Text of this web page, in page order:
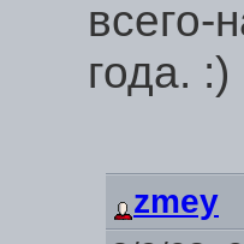
всего-
года. :)
zmey